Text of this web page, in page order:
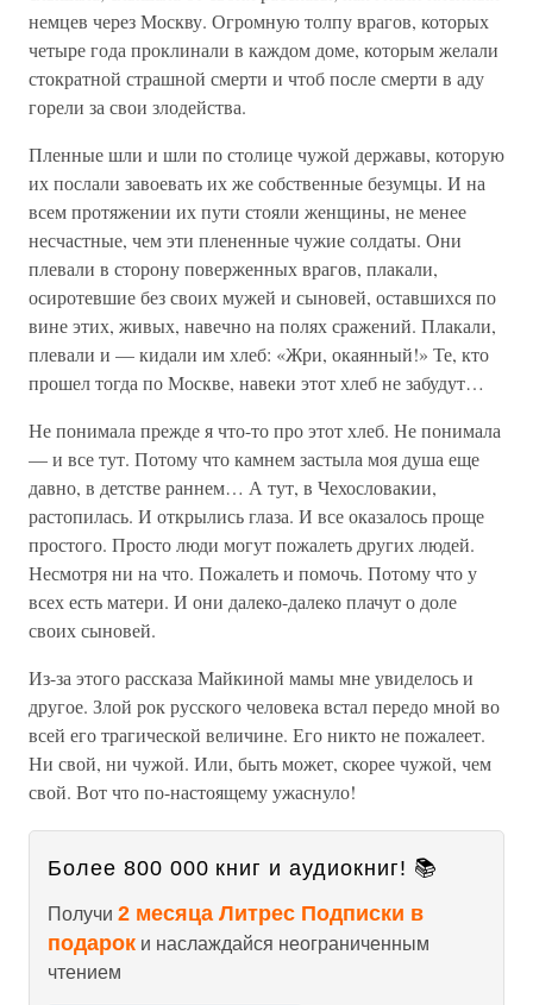
немцев через Москву. Огромную толпу врагов, которых
четыре года проклинали в каждом доме, которым желали
стократной страшной смерти и чтоб после смерти в аду
горели за свои злодейства.
Пленные шли и шли по столице чужой державы, которую
их послали завоевать их же собственные безумцы. И на
всем протяжении их пути стояли женщины, не менее
несчастные, чем эти плененные чужие солдаты. Они
плевали в сторону поверженных врагов, плакали,
осиротевшие без своих мужей и сыновей, оставшихся по
вине этих, живых, навечно на полях сражений. Плакали,
плевали и — кидали им хлеб: «Жри, окаянный!» Те, кто
прошел тогда по Москве, навеки этот хлеб не забудут…
Не понимала прежде я что-то про этот хлеб. Не понимала
— и все тут. Потому что камнем застыла моя душа еще
давно, в детстве раннем… А тут, в Чехословакии,
растопилась. И открылись глаза. И все оказалось проще
простого. Просто люди могут пожалеть других людей.
Несмотря ни на что. Пожалеть и помочь. Потому что у
всех есть матери. И они далеко-далеко плачут о доле
своих сыновей.
Из-за этого рассказа Майкиной мамы мне увиделось и
другое. Злой рок русского человека встал передо мной во
всей его трагической величине. Его никто не пожалеет.
Ни свой, ни чужой. Или, быть может, скорее чужой, чем
свой. Вот что по-настоящему ужаснуло!
Более 800 000 книг и аудиокниг! 📚
Получи 2 месяца Литрес Подписки в
подарок и наслаждайся неограниченным
чтением